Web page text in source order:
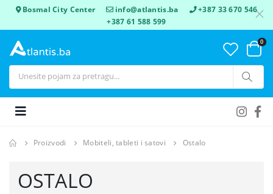
Bosmal City Center info@atlantis.ba
+387 33 670 546
+387 61 588 599
0
Proizvodi Mobiteli, tableti i satovi Ostalo
OSTALO